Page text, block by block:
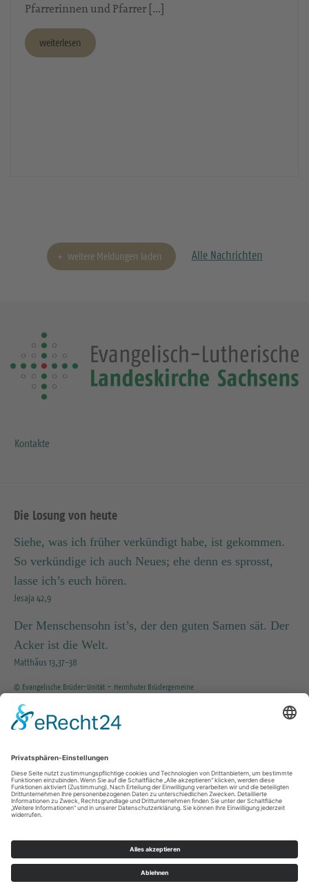
Pfarrerinnen und Pfarrer […]
weiterlesen
weitere Meldungen laden Alle Nachrichten
Kontakte
Die Losung von heute
Siehe, was ich früher verkündigt habe, ist gekommen.
So verkündige ich auch Neues; ehe denn es sprosst,
lasse ich’s euch hören.
Jesaja 42,9
Der Menschensohn ist’s, der den guten Samen sät. Der
Acker ist die Welt.
Matthäus 13,37-38
© Evangelische Brüder-Unität – Herrnhuter Brüdergemeine
INFO SERVICE